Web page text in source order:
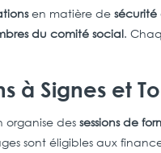
en matière de
du comité social.
à Signes et
organise dessessions de
sont éligibles aux